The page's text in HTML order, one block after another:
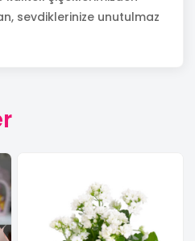
sevdiklerinize unutulmaz